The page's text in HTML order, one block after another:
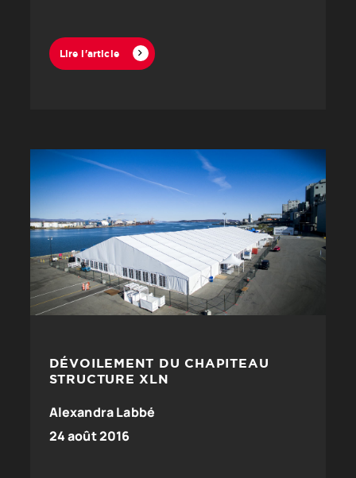
Lire l'article
DÉVOILEMENT DU CHAPITEAU
STRUCTURE XLN
Alexandra Labbé
24 août 2016